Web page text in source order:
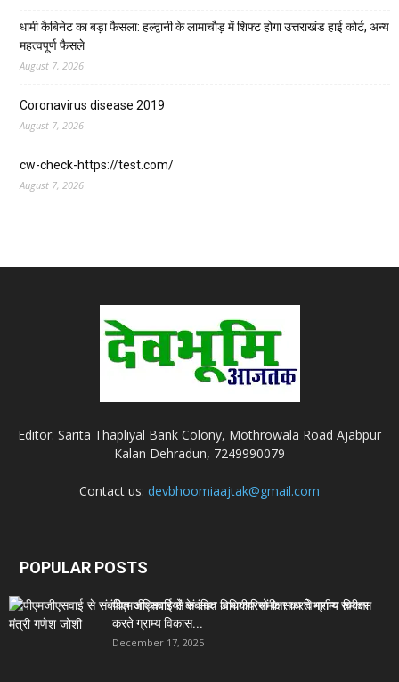
धामी कैबिनेट का बड़ा फैसला: हल्द्वानी के लामाचौड़ में शिफ्ट होगा उत्तराखंड हाई कोर्ट, अन्य
महत्वपूर्ण फैसले
August 7, 2026
Coronavirus disease 2019
August 7, 2026
cw-check-https://test.com/
August 7, 2026
Editor: Sarita Thapliyal Bank Colony, Mothrowala Road Ajabpur
Kalan Dehradun, 7249990079
Contact us: devbhoomiaajtak@gmail.com
POPULAR POSTS
पीएमजीएसवाई से संबंधित अधिकारियों के साथ विभागीय समीक्षा
करते ग्राम्य विकास...
December 17, 2025